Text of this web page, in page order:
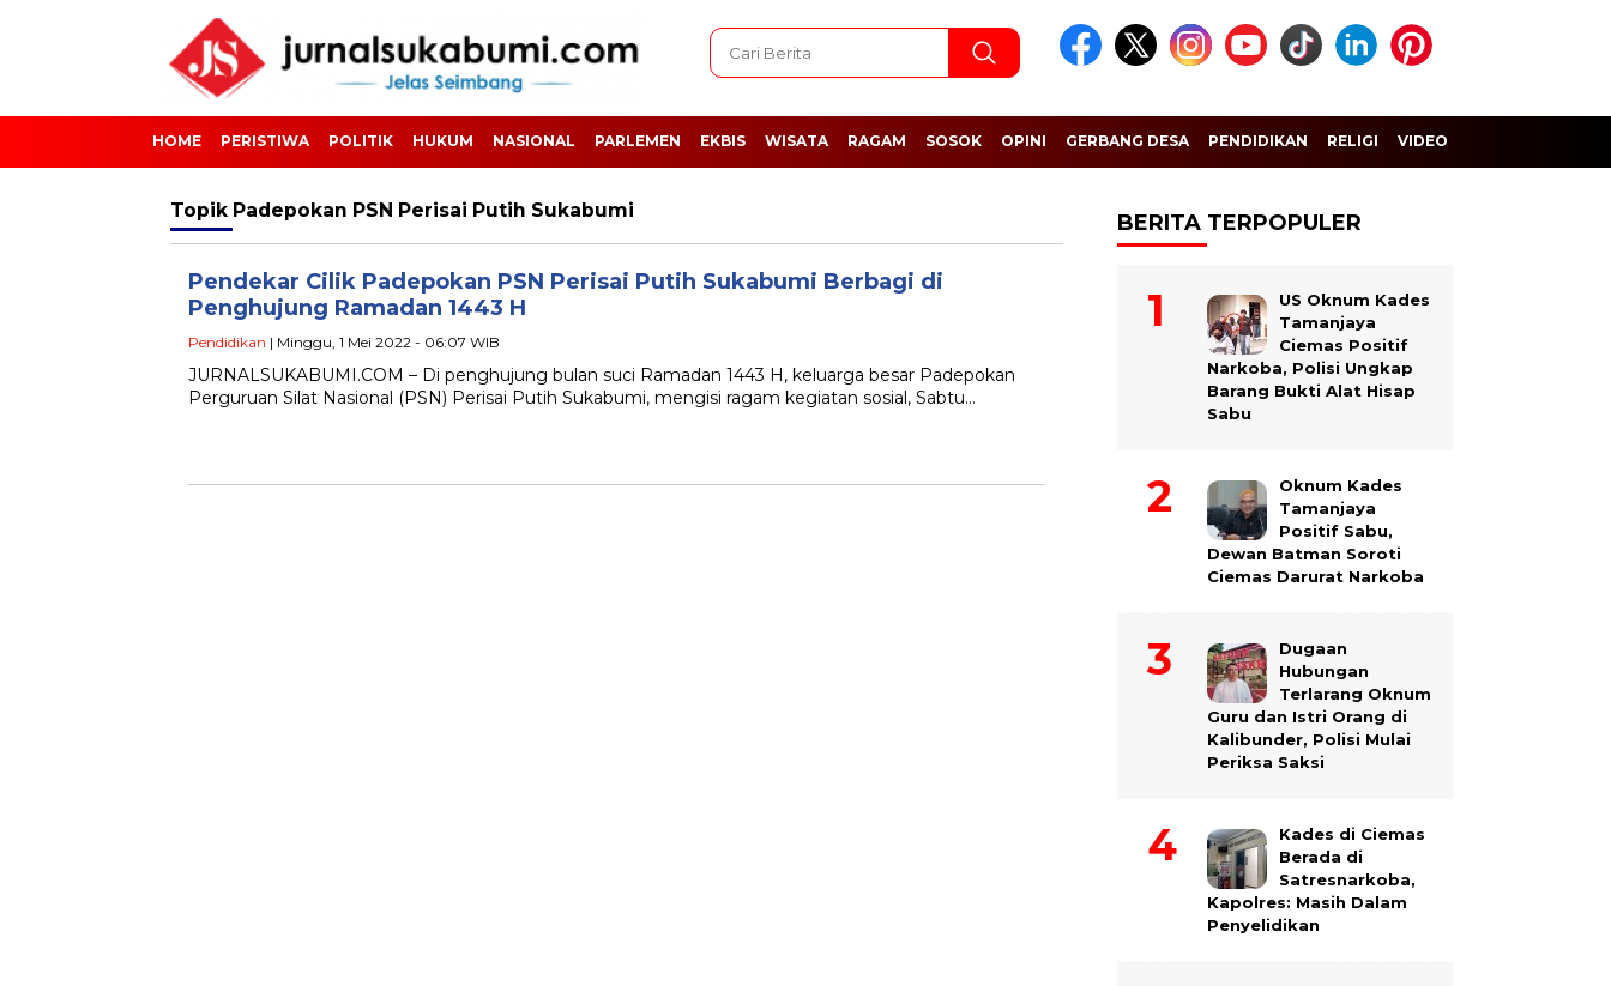
HOME PERISTIWA POLITIK HUKUM NASIONAL PARLEMEN EKBIS WISATA RAGAM SOSOK OPINI GERBANG DESA PENDIDIKAN RELIGI VIDEO
Topik Padepokan PSN Perisai Putih Sukabumi
Pendekar Cilik Padepokan PSN Perisai Putih Sukabumi Berbagi di
Penghujung Ramadan 1443 H
Pendidikan | Minggu, 1 Mei 2022 - 06:07 WIB
JURNALSUKABUMI.COM – Di penghujung bulan suci Ramadan 1443 H, keluarga besar Padepokan
Perguruan Silat Nasional (PSN) Perisai Putih Sukabumi, mengisi ragam kegiatan sosial, Sabtu…
BERITA TERPOPULER
US Oknum Kades
Tamanjaya
Ciemas Positif
Narkoba, Polisi Ungkap
Barang Bukti Alat Hisap
Sabu
Oknum Kades
Tamanjaya
Positif Sabu,
Dewan Batman Soroti
Ciemas Darurat Narkoba
Dugaan
Hubungan
Terlarang Oknum
Guru dan Istri Orang di
Kalibunder, Polisi Mulai
Periksa Saksi
Kades di Ciemas
Berada di
Satresnarkoba,
Kapolres: Masih Dalam
Penyelidikan